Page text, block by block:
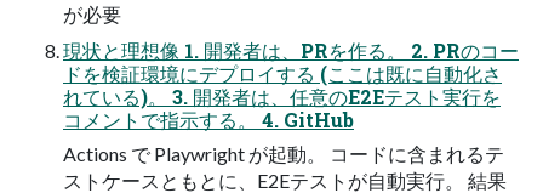
が必要
現状と理想像 1. 開発者は、PRを作る。 2. PRのコー
ドを検証環境にデプロイする (ここは既に⾃動化さ
れている)。 3. 開発者は、任意のE2Eテスト実⾏を
コメントで指⽰する。 4. GitHub
Actions で Playwright が起動。 コードに含まれるテ
ストケースともとに、E2Eテストが⾃動実⾏。 結果